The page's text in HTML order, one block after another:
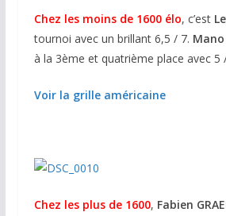
Chez les moins de 1600 élo, c’est
tournoi avec un brillant 6,5 / 7. Mano
à la 3ème et quatrième place avec 5
Voir la grille américaine
Chez les plus de 1600, Fabien